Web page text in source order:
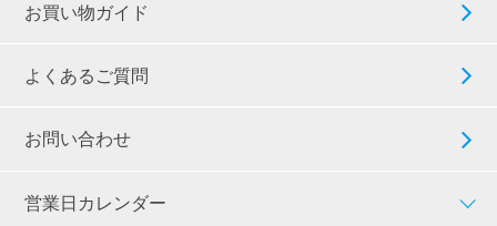
お買い物ガイド
よくあるご質問
お問い合わせ
営業日カレンダー